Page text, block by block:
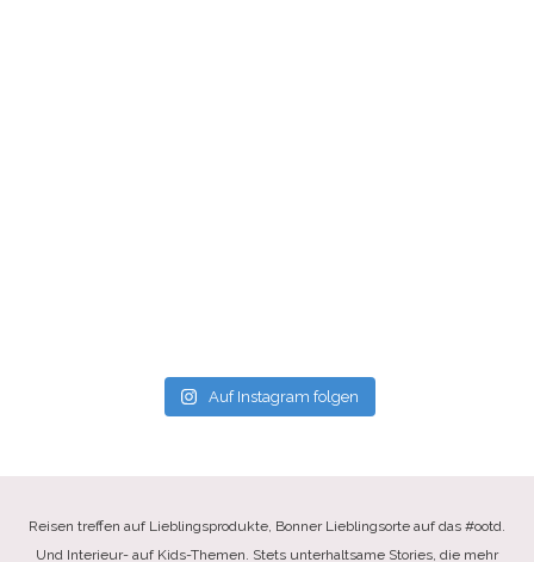
Auf Instagram folgen
Reisen treffen auf Lieblingsprodukte, Bonner Lieblingsorte auf das #ootd.
Und Interieur- auf Kids-Themen. Stets unterhaltsame Stories, die mehr